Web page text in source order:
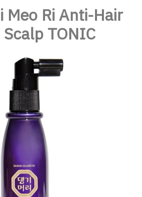
Meo Ri Anti-Hair
TONIC